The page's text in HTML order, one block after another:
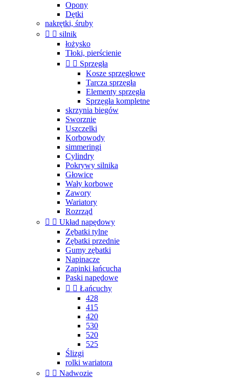
Opony
Dętki
nakrętki, śruby
  silnik
łożysko
Tłoki, pierścienie
  Sprzęgła
Kosze sprzęgłowe
Tarcza sprzęgła
Elementy sprzęgła
Sprzęgła kompletne
skrzynia biegów
Sworznie
Uszczelki
Korbowody
simmeringi
Cylindry
Pokrywy silnika
Głowice
Wały korbowe
Zawory
Wariatory
Rozrząd
  Układ napędowy
Zębatki tylne
Zębatki przednie
Gumy zębatki
Napinacze
Zapinki łańcucha
Paski napędowe
  Łańcuchy
428
415
420
530
520
525
Ślizgi
rolki wariatora
  Nadwozie